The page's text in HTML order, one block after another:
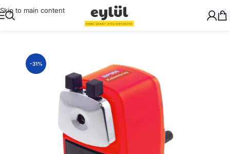
Skip to main content
Yazı Gereçleri/Kalemtraşlar
-31%